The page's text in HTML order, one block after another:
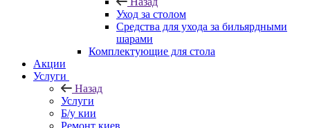
Уход за столом
Средства для ухода за бильярдными
шарами
Комплектующие для стола
Акции
Услуги
Назад
Услуги
Б/у кии
Ремонт киев